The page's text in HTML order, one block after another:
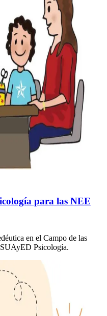
para las NEE
en el Campo de las
Psicología.